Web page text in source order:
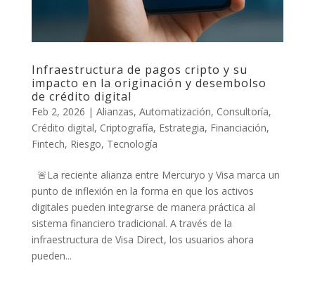
Infraestructura de pagos cripto y su
impacto en la originación y desembolso
de crédito digital
Feb 2, 2026 | Alianzas, Automatización, Consultoría,
Crédito digital, Criptografía, Estrategia, Financiación,
Fintech, Riesgo, Tecnología
🚨La reciente alianza entre Mercuryo y Visa marca un
punto de inflexión en la forma en que los activos
digitales pueden integrarse de manera práctica al
sistema financiero tradicional. A través de la
infraestructura de Visa Direct, los usuarios ahora
pueden...